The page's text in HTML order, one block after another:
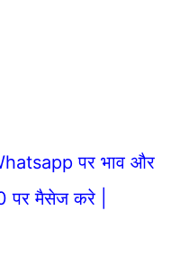
पर भाव और
पर मैसेज करे |